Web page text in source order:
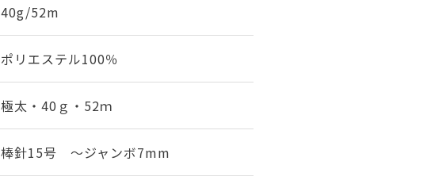
40g/52m
ポリエステル100％
極太・40ｇ・52ｍ
棒針15号 ～ジャンボ7mm